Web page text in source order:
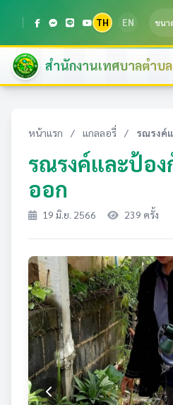
TH EN ขนา
สำนักงานเทศบาลตำบ
หน้าแรก / แกลลอรี่ / รณรงค์
รณรงค์และป้อง
ออก
19 มิ.ย. 2566 239 ครั้ง